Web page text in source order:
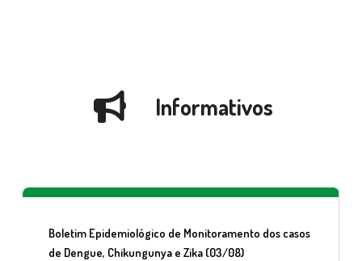
Informativos
Boletim Epidemiológico de Monitoramento dos casos
de Dengue, Chikungunya e Zika (03/08)